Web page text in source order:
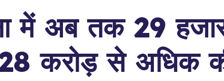
में अब तक 29
करोड़ से अधिक